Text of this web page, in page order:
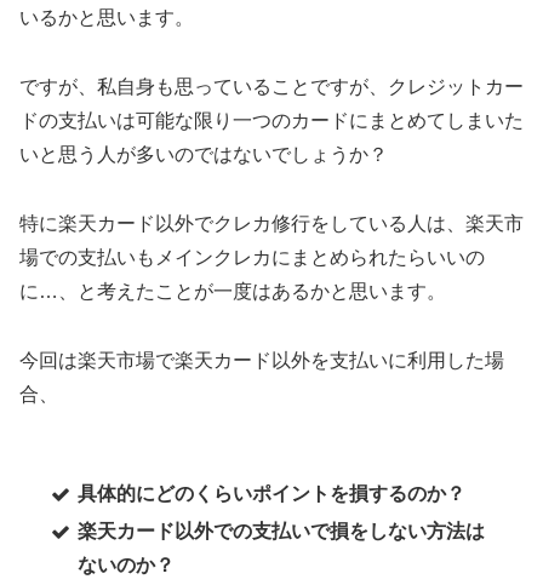
いるかと思います。
ですが、私自身も思っていることですが、クレジットカー
ドの支払いは可能な限り一つのカードにまとめてしまいた
いと思う人が多いのではないでしょうか？
特に楽天カード以外でクレカ修行をしている人は、楽天市
場での支払いもメインクレカにまとめられたらいいの
に…、と考えたことが一度はあるかと思います。
今回は楽天市場で楽天カード以外を支払いに利用した場
合、
具体的にどのくらいポイントを損するのか？
楽天カード以外での支払いで損をしない方法は
ないのか？